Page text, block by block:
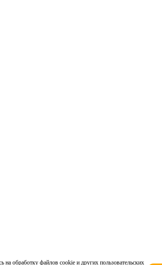
на обработку файлов cookie и других пользовательских